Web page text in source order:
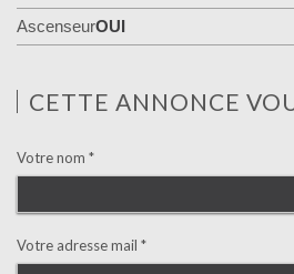
AscenseurOUI
CETTE ANNONCE
Votre nom *
Votre adresse mail *